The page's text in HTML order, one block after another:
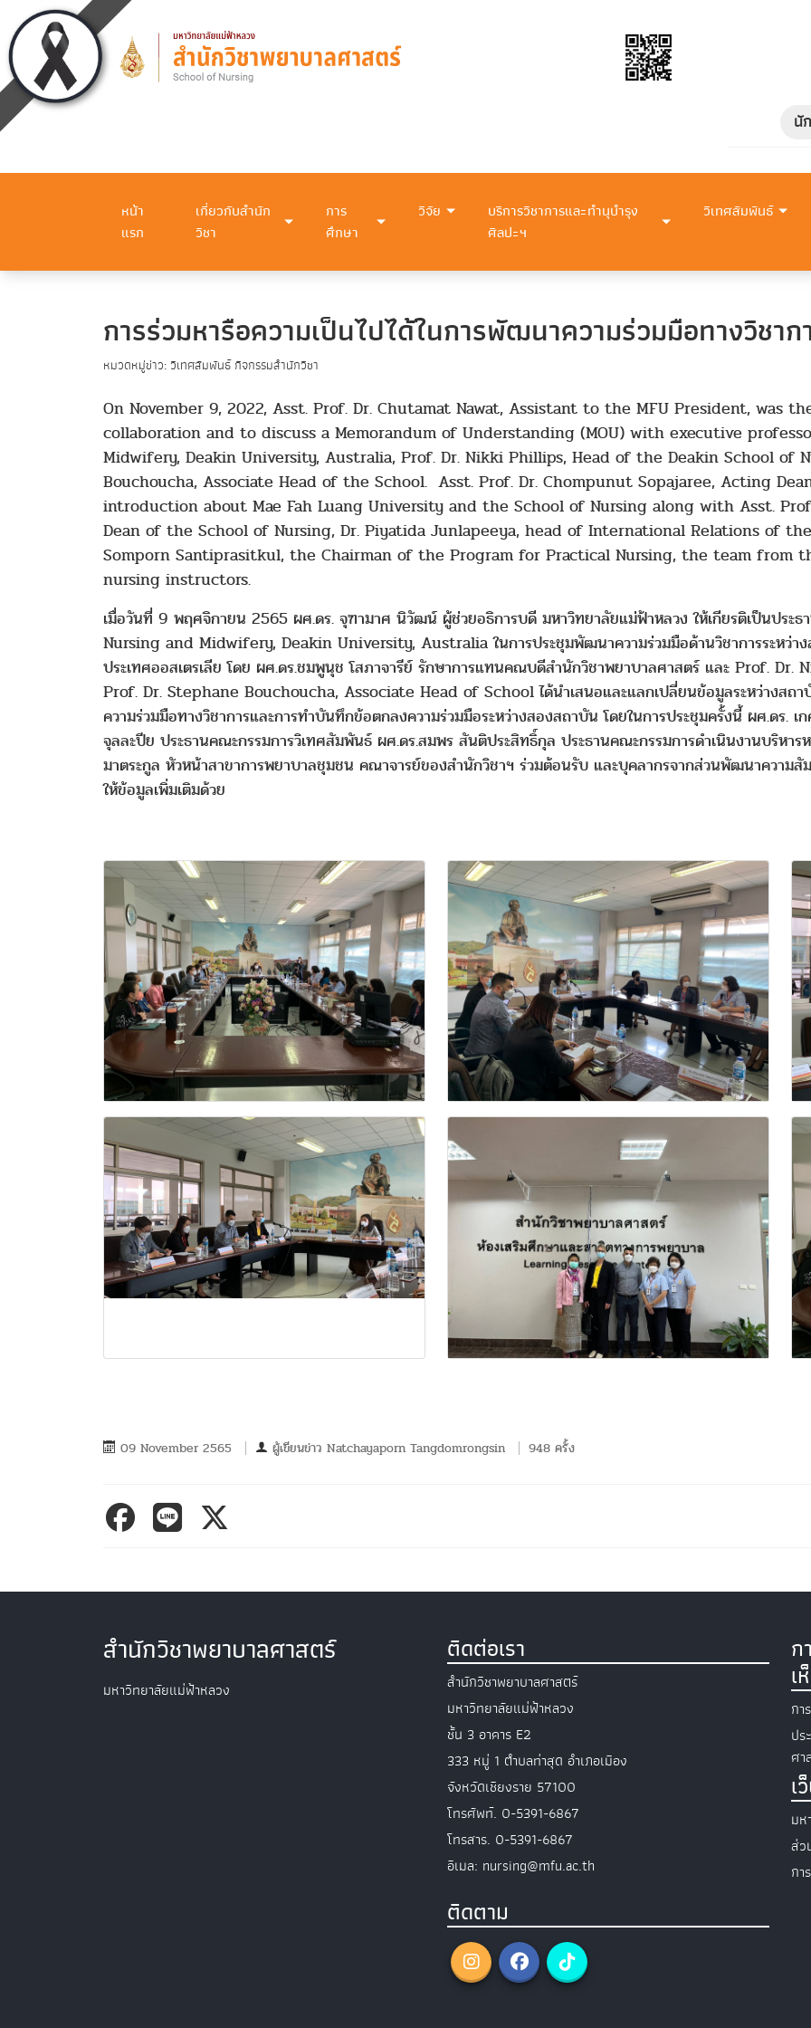
นั
หน้า
แรก
เกี่ยวกับสำนัก
วิชา
การ
ศึกษา
วิจัย
บริการวิชาการและทำนุบำรุง
ศิลปะฯ
วิเทศสัมพันธ์
การร่วมหารือความเป็นไปได้ในการพัฒนาความร่วมมือทางวิชาก
หมวดหมู่ข่าว: วิเทศสัมพันธ์ กิจกรรมสำนักวิชา
On November 9, 2022, Asst. Prof. Dr. Chutamat Nawat, Assistant to the MFU President,
collaboration and to discuss a Memorandum of Understanding (MOU) with executive
Midwifery, Deakin University, Australia, Prof. Dr. Nikki Phillips, Head of the Deakin School of
Bouchoucha, Associate Head of the School. Asst. Prof. Dr. Chompunut Sopajaree, Acting
introduction about Mae Fah Luang University and the School of Nursing along with Asst.
Dean of the School of Nursing, Dr. Piyatida Junlapeeya, head of International Relations of
Somporn Santiprasitkul, the Chairman of the Program for Practical Nursing, the team from
nursing instructors.
เมื่อวันที่ 9 พฤศจิกายน 2565 ผศ.ดร. จุฑามาศ นิวัฒน์ ผู้ช่วยอธิการบดี มหาวิทยาลัยแม่ฟ้าหลวง ให้เกียรติเป็นประ
Nursing and Midwifery, Deakin University, Australia ในการประชุมพัฒนาความร่วมมือด้านวิชาการระหว่า
ประเทศออสเตรเลีย โดย ผศ.ดร.ชมพูนุช โสภาจารีย์ รักษาการแทนคณบดีสำนักวิชาพยาบาลศาสตร์ และ Prof.
Prof. Dr. Stephane Bouchoucha, Associate Head of School ได้นำเสนอและแลกเปลี่ยนข้อมูลระหว่างสถา
ความร่วมมือทางวิชาการและการทำบันทึกข้อตกลงความร่วมมือระหว่างสองสถาบัน โดยในการประชุมครั้งนี้ ผศ.ด
จุลละปีย ประธานคณะกรรมการวิเทศสัมพันธ์ ผศ.ดร.สมพร สันติประสิทธิ์กุล ประธานคณะกรรมการดำเนินงานบริหา
มาตระกูล หัวหน้าสาขาการพยาบาลชุมชน คณาจารย์ของสำนักวิชาฯ ร่วมต้อนรับ และบุคลากรจากส่วนพัฒนาความสั
ให้ข้อมูลเพิ่มเติมด้วย
09 November 2565 ผู้เขียนข่าว Natchayaporn Tangdomrongsin 948 ครั้ง
สำนักวิชาพยาบาลศาสตร์
มหาวิทยาลัยแม่ฟ้าหลวง
ติดต่อเรา
สำนักวิชาพยาบาลศาสตร์
มหาวิทยาลัยแม่ฟ้าหลวง
ชั้น 3 อาคาร E2
333 หมู่ 1 ตำบลท่าสุด อำเภอเมือง
จังหวัดเชียงราย 57100
โทรศัพท์. 0-5391-6867
โทรสาร. 0-5391-6867
อีเมล: nursing@mfu.ac.th
ติดตาม
ก
เ
กา
ปร
ศา
เ
มห
ส่ว
กา